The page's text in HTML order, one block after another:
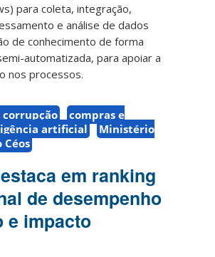
para coleta, integração,
e análise de dados
de conhecimento de forma
automatizada, para apoiar a
nos processos.
corrupção
compras e
artificial
Ministério
Céos
em ranking
de desempenho
e impacto